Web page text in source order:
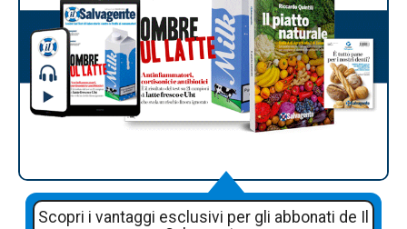
Scopri i vantaggi esclusivi per gli abbonati de Il